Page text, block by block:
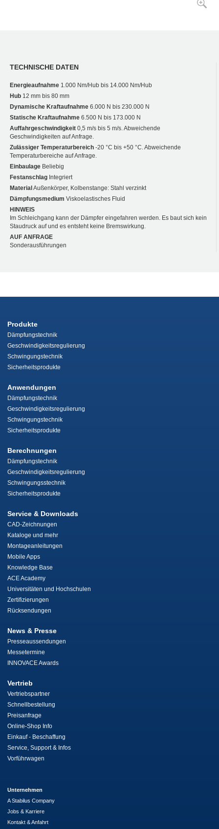
TECHNISCHE DATEN
Energieaufnahme 1.000 Nm/Hub bis 14.000 Nm/Hub
Hub 12 mm bis 80 mm
Dynamische Kraftaufnahme 6.000 N bis 230.000 N
Statische Kraftaufnahme 6.500 N bis 173.000 N
Auffahrgeschwindigkeit 0,5 m/s bis 5 m/s. Abweichende
Geschwindigkeiten auf Anfrage.
Zulässiger Temperaturbereich -20 °C bis +50 °C. Abweichende
Temperaturbereiche auf Anfrage.
Einbaulage Beliebig
Festanschlag Integriert
MaterialAußenkörper, Kolbenstange: Stahl verzinkt
Dämpfungsmedium Viskoelastisches Fluid
HINWEIS
Im Schleichgang kann der Dämpfer eingefahren werden. Es baut sich kein
Staudruck auf und es entsteht keine Bremswirkung.
AUF ANFRAGE
Sonderausführungen
Produkte
Dämpfungstechnik
Geschwindigkeitsregulierung
Schwingungstechnik
Sicherheitsprodukte
Anwendungen
Dämpfungstechnik
Geschwindigkeitsregulierung
Schwingungstechnik
Sicherheitsprodukte
Berechnungen
Dämpfungstechnik
Geschwindigkeitsregulierung
Schwingungsstechnik
Sicherheitsprodukte
Service & Downloads
CAD-Zeichnungen
Kataloge und mehr
Montageanleitungen
Mobile Apps
Knowledge Base
ACE Academy
Universitäten und Hochschulen
Zertifizierungen
Rücksendungen
News & Presse
Presseaussendungen
Messetermine
INNOVACE Awards
Vertrieb
Vertriebspartner
Schnellbestellung
Preisanfrage
Online-Shop Info
Einkauf - Beschaffung
Service, Support & Infos
Vorführwagen
Unternehmen
A Stabilus Company
Jobs & Karriere
Kontakt & Anfahrt